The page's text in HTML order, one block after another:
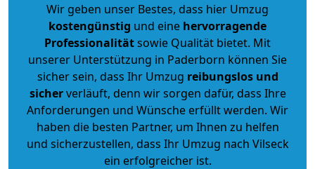
Wir geben unser Bestes, dass hier Umzug
kostengünstig und eine hervorragende
Professionalitätsowie Qualität bietet. Mit
unserer Unterstützung in Paderborn können Sie
sicher sein, dass Ihr Umzug reibungslos und
sicherverläuft, denn wir sorgen dafür, dass Ihre
Anforderungen und Wünsche erfüllt werden. Wir
haben die besten Partner, um Ihnen zu helfen
und sicherzustellen, dass Ihr Umzug nach Vilseck
ein erfolgreicher ist.